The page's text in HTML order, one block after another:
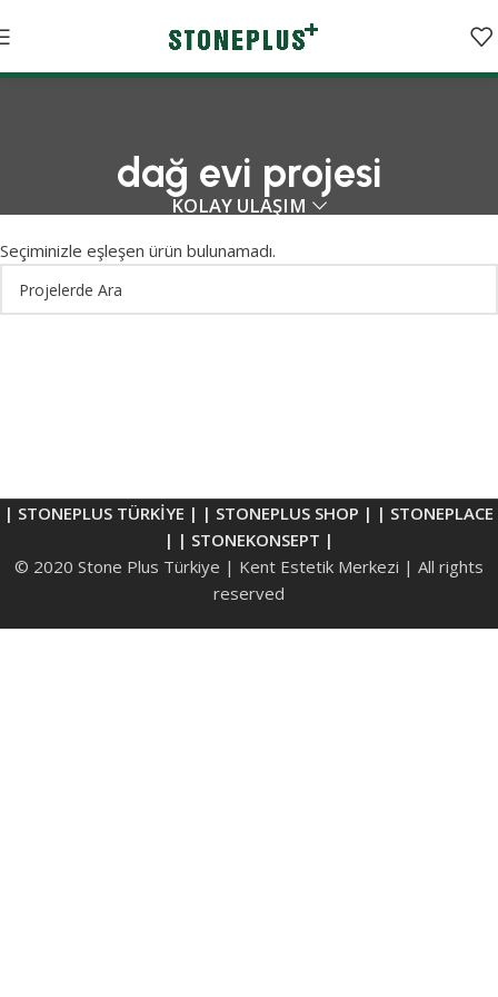
dağ evi projesi
KOLAY ULAŞIM
Seçiminizle eşleşen ürün bulunamadı.
| STONEPLUS TÜRKİYE | | STONEPLUS SHOP | | STONEPLACE
| | STONEKONSEPT |
© 2020 Stone Plus Türkiye | Kent Estetik Merkezi | All rights
reserved